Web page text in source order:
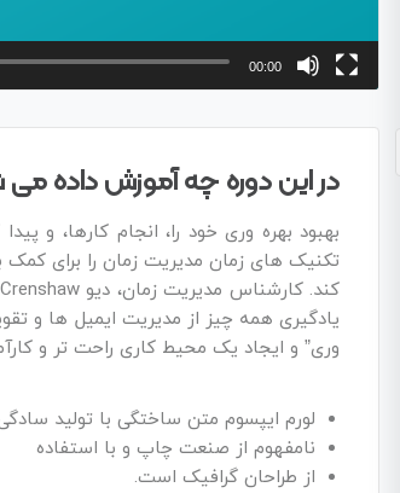
00:00
در این دوره چه آموزش داده
بهبود بهره وری خود را، انجام کارها، و
تکنیک های زمان مدیریت زمان را برای کمک
یادگیری همه چیز از مدیریت ایمیل ها و
وری” و ایجاد یک محیط کاری راحت تر و
لورم ایپسوم متن ساختگی با تولید
نامفهوم از صنعت چاپ و با استفاده
از طراحان گرافیک است.